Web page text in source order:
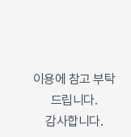
Quality,
고
이용에 참고 부탁
드립니다.
감사합니다.